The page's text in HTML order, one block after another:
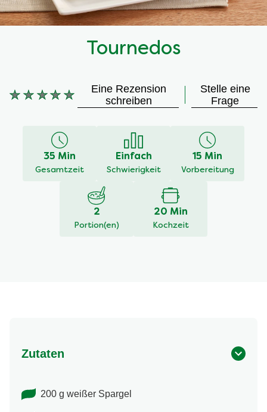
Tournedos
Keine
abgegeben
Eine Rezension
schreiben
Stelle eine
Frage
35 Min
Gesamtzeit
Einfach
Schwierigkeit
15 Min
Vorbereitung
2
Portion(en)
20 Min
Kochzeit
Zutaten
200 g weißer Spargel